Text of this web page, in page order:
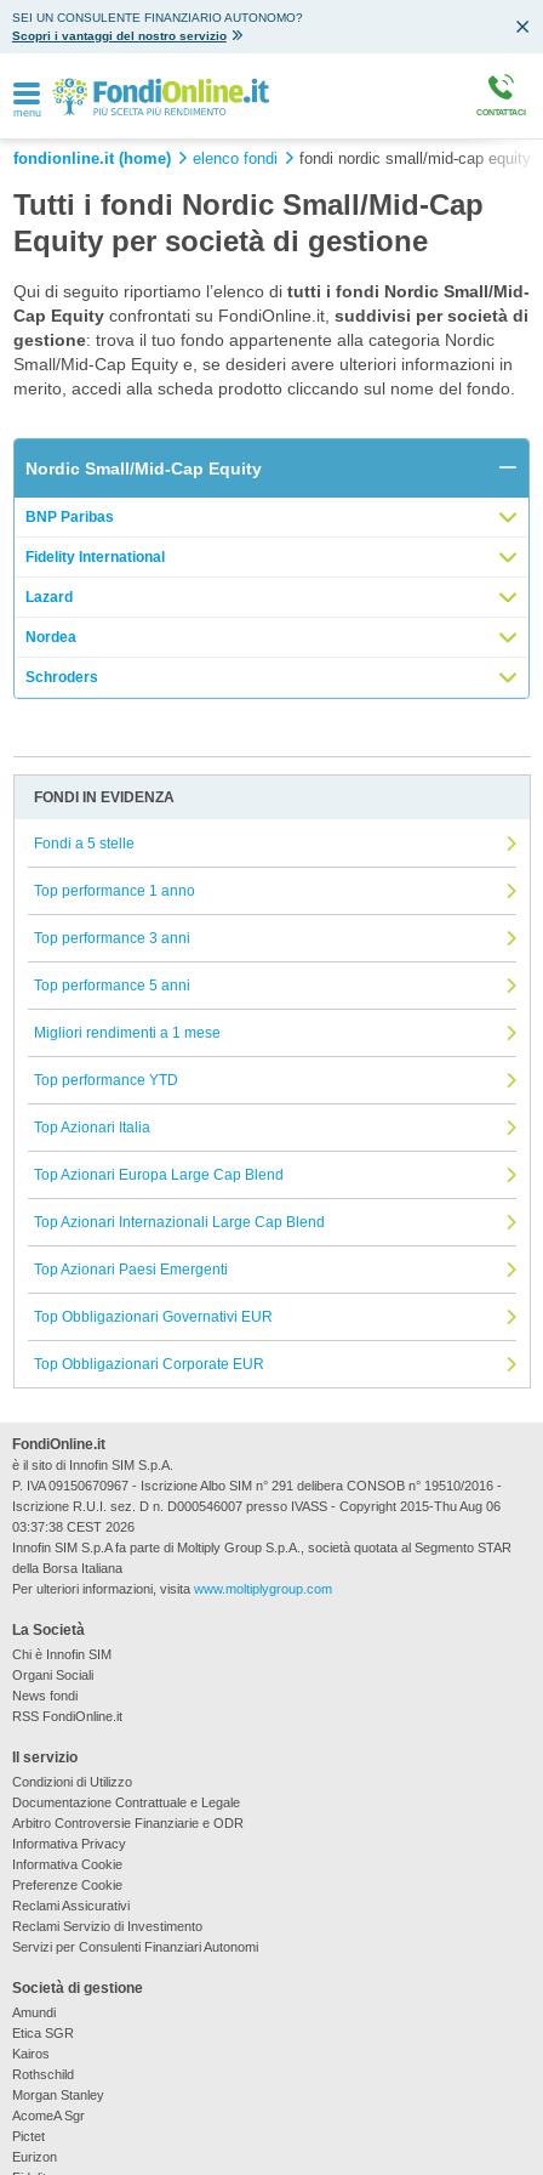
SEI UN CONSULENTE FINANZIARIO AUTONOMO?
Scopri i vantaggi del nostro servizio
menu CONTATTACI
fondionline.it (home) elenco fondi fondi nordic small/mid-cap equity
Tutti i fondi Nordic Small/Mid-Cap
Equity per società di gestione
Qui di seguito riportiamo l’elenco di tutti i fondi Nordic Small/Mid-
Cap Equityconfrontati su FondiOnline.it, suddivisi per società di
gestione: trova il tuo fondo appartenente alla categoria Nordic
Small/Mid-Cap Equity e, se desideri avere ulteriori informazioni in
merito, accedi alla scheda prodotto cliccando sul nome del fondo.
Nordic Small/Mid-Cap Equity
BNP Paribas
Fidelity International
Lazard
Nordea
Schroders
FONDI IN EVIDENZA
Fondi a 5 stelle
Top performance 1 anno
Top performance 3 anni
Top performance 5 anni
Migliori rendimenti a 1 mese
Top performance YTD
Top Azionari Italia
Top Azionari Europa Large Cap Blend
Top Azionari Internazionali Large Cap Blend
Top Azionari Paesi Emergenti
Top Obbligazionari Governativi EUR
Top Obbligazionari Corporate EUR
La Società
Chi è Innofin SIM
Organi Sociali
News fondi
RSS FondiOnline.it
Il servizio
Condizioni di Utilizzo
Documentazione Contrattuale e Legale
Arbitro Controversie Finanziarie e ODR
Informativa Privacy
Informativa Cookie
Preferenze Cookie
Reclami Assicurativi
Reclami Servizio di Investimento
Servizi per Consulenti Finanziari Autonomi
Società di gestione
Amundi
Etica SGR
Kairos
Rothschild
Morgan Stanley
AcomeA Sgr
Pictet
Eurizon
FondiOnline.it
è il sito di Innofin SIM S.p.A.
P. IVA 09150670967 - Iscrizione Albo SIM n° 291 delibera CONSOB n° 19510/2016 -
Iscrizione R.U.I. sez. D n. D000546007 presso IVASS - Copyright 2015-Thu Aug 06
03:37:38 CEST 2026
Innofin SIM S.p.A fa parte di Moltiply Group S.p.A., società quotata al Segmento STAR
della Borsa Italiana
Per ulteriori informazioni, visita www.moltiplygroup.com